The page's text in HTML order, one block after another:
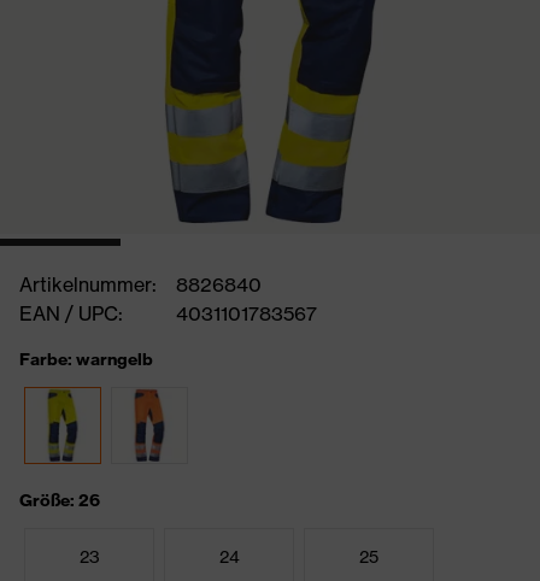
Artikelnummer:
8826840
EAN / UPC:
4031101783567
Farbe: warngelb
Größe: 26
23 24 25